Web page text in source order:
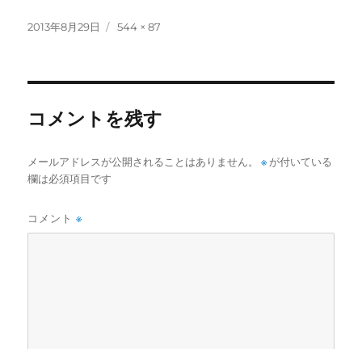
投
2013年8月29日
フ
544 × 87
コメントを残す
メールアドレスが公開されることはありません。 ※ が付いている
欄は必須項目です
コメント※